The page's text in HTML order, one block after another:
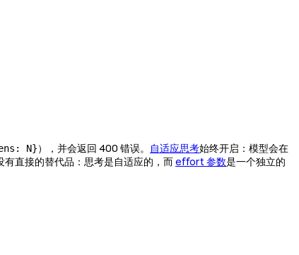
N}），并会返回 400 错误。 自适应思考始终开启：模型会在
有直接的替代品：思考是自适应的，而effort 参数是一个独立的